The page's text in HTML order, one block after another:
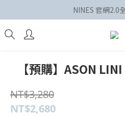
NINES 官網2.0
【預購】ASON
NT$3,280
NT$2,680